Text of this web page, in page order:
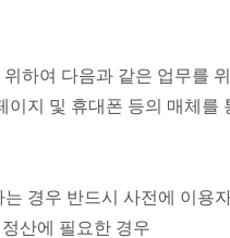
하여 다음과 같은 업무를
이지 및 휴대폰 등의 매체
경우 반드시 사전에 이용
산에 필요한 경우